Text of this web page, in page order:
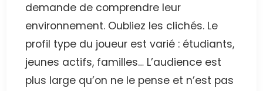
demande de comprendre leur
environnement. Oubliez les clichés. Le
profil type du joueur est varié : étudiants,
jeunes actifs, familles… L’audience est
plus large qu’on ne le pense et n’est pas